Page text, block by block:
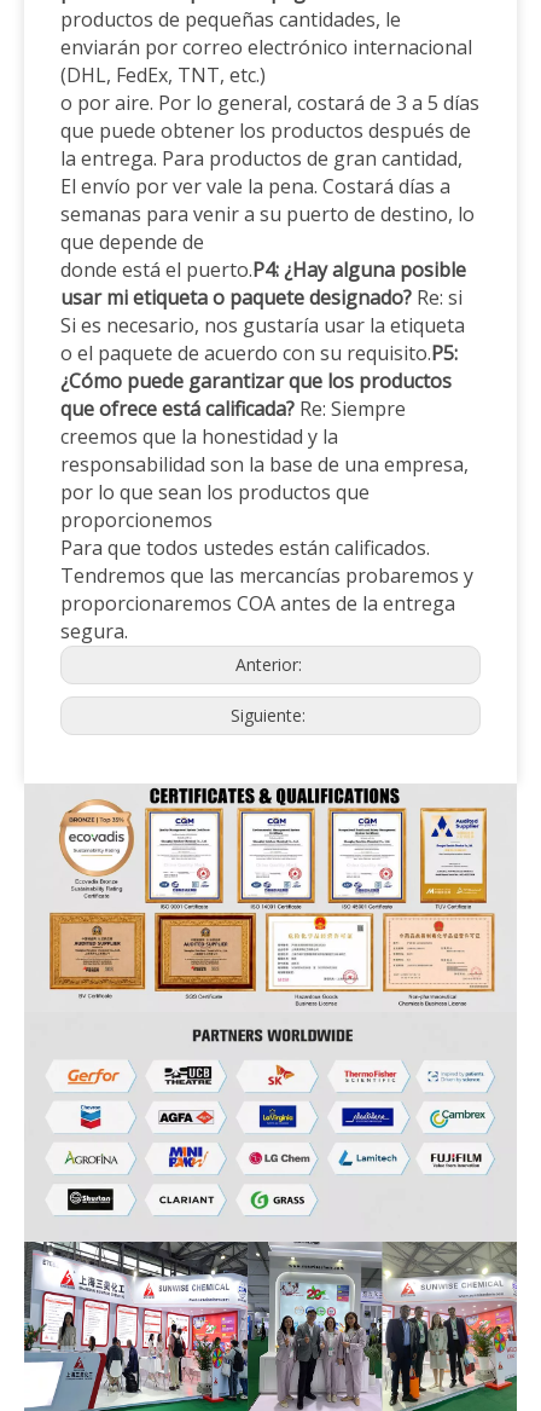
productos de pequeñas cantidades, le
enviarán por correo electrónico internacional
(DHL, FedEx, TNT, etc.)
o por aire. Por lo general, costará de 3 a 5 días
que puede obtener los productos después de
la entrega. Para productos de gran cantidad,
El envío por ver vale la pena. Costará días a
semanas para venir a su puerto de destino, lo
que depende de
donde está el puerto.P4: ¿Hay alguna posible
usar mi etiqueta o paquete designado? Re: si
Si es necesario, nos gustaría usar la etiqueta
o el paquete de acuerdo con su requisito.P5:
¿Cómo puede garantizar que los productos
que ofrece está calificada? Re: Siempre
creemos que la honestidad y la
responsabilidad son la base de una empresa,
por lo que sean los productos que
proporcionemos
Para que todos ustedes están calificados.
Tendremos que las mercancías probaremos y
proporcionaremos COA antes de la entrega
segura.
Anterior:
Siguiente: